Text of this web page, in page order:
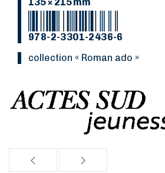
978-2-3301-2436-6
collection « Roman ado »